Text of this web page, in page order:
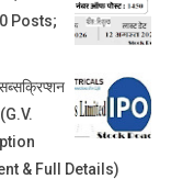
Posts;
& Full Details)